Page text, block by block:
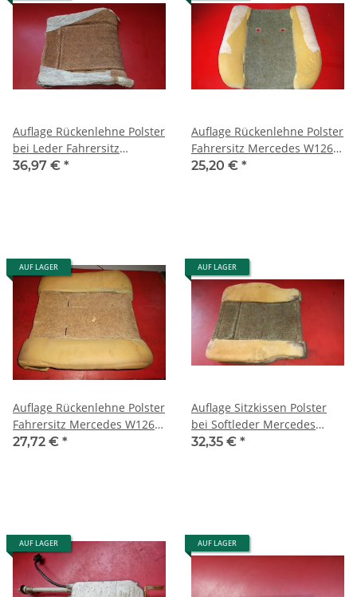
Auflage Rückenlehne Polster
bei Leder Fahrersitz
Mercedes W126 1269102116
36,97 € *
Auflage Rückenlehne Polster
Fahrersitz Mercedes W126
1269105916
25,20 € *
AUF LAGER
Auflage Rückenlehne Polster
Fahrersitz Mercedes W126
SE 1269103816 1269103616
27,72 € *
AUF LAGER
Auflage Sitzkissen Polster
bei Softleder Mercedes
W126 SEC Coupe
32,35 € *
AUF LAGER AUF LAGER